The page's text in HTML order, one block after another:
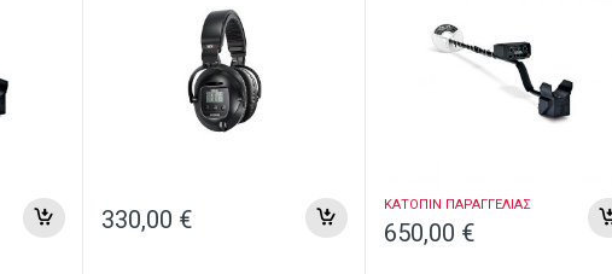
330,00 €
ΚΑΤΟΠΙΝ ΠΑΡΑΓΓΕΛΙΑΣ
650,00 €